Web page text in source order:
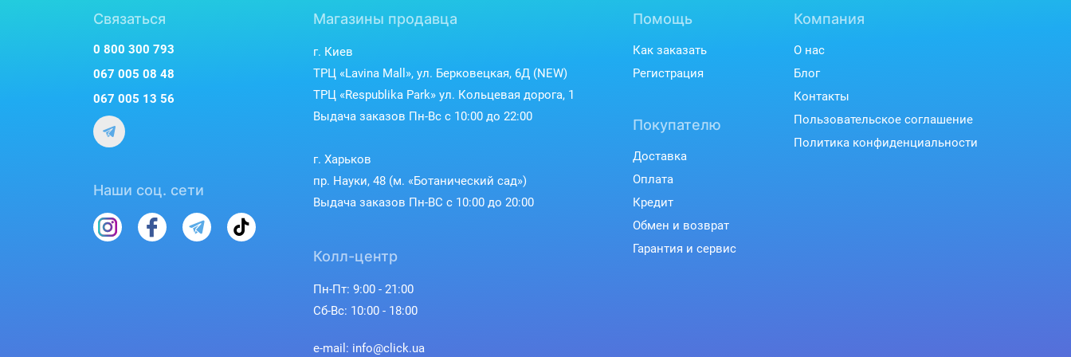
Связаться
0 800 300 793
067 005 08 48
067 005 13 56
Наши соц. сети
Магазины продавца
г. Киев
ТРЦ «Lavina Mall», ул. Берковецкая, 6Д (NEW)
ТРЦ «Respublika Park» ул. Кольцевая дорога, 1
Выдача заказов Пн-Вс с 10:00 до 22:00
г. Харьков
пр. Науки, 48 (м. «Ботанический сад»)
Выдача заказов Пн-ВС с 10:00 до 20:00
Колл-центр
Пн-Пт: 9:00 - 21:00
Сб-Вс: 10:00 - 18:00
e-mail: info@click.ua
Помощь
Как заказать
Регистрация
Покупателю
Доставка
Оплата
Кредит
Обмен и возврат
Гарантия и сервис
Компания
О нас
Блог
Контакты
Пользовательское соглашение
Политика конфиденциальности